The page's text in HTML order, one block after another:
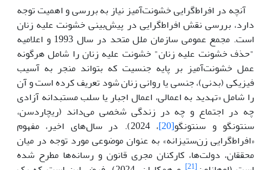
آنچه در افراط‌گرایی خشونت‌آمیز نیاز به بررسی و اهمیت توجه
دارد، بررسی نقش افراط‌گرایی در پیش‌بینی خشونت علیه زنان
است. مجمع عمومی سازمان ملل متحد در سال 1993 و اعلامیه
"حذف خشونت علیه زنان" خشونت علیه زنان را شامل هرگونه
عمل خشونت‌آمیز بر پایه جنسیت که بتواند منجر به آسیب
فیزیکی (بدنی)، جنسی یا روانی زنان شود تعریف کرده است و آن
را شامل «تهدید به اعمالی، اعمال اجبار یا سلب مستبدانه آزادی
چه در اجتماع و چه در زندگی شخصی می‌داند (ریچاردسن،
سنتونگو و سنتونگو[20]
، 2024). در سال‌های اخیر، مفهوم
«افراط‌گرایی زن‌ستیزانه» به عنوان موضوعی مورد توجه در میان
محققان، دولت‌ها، کارکنان مجری قانون و رسانه‌ها مطرح شده
[21]